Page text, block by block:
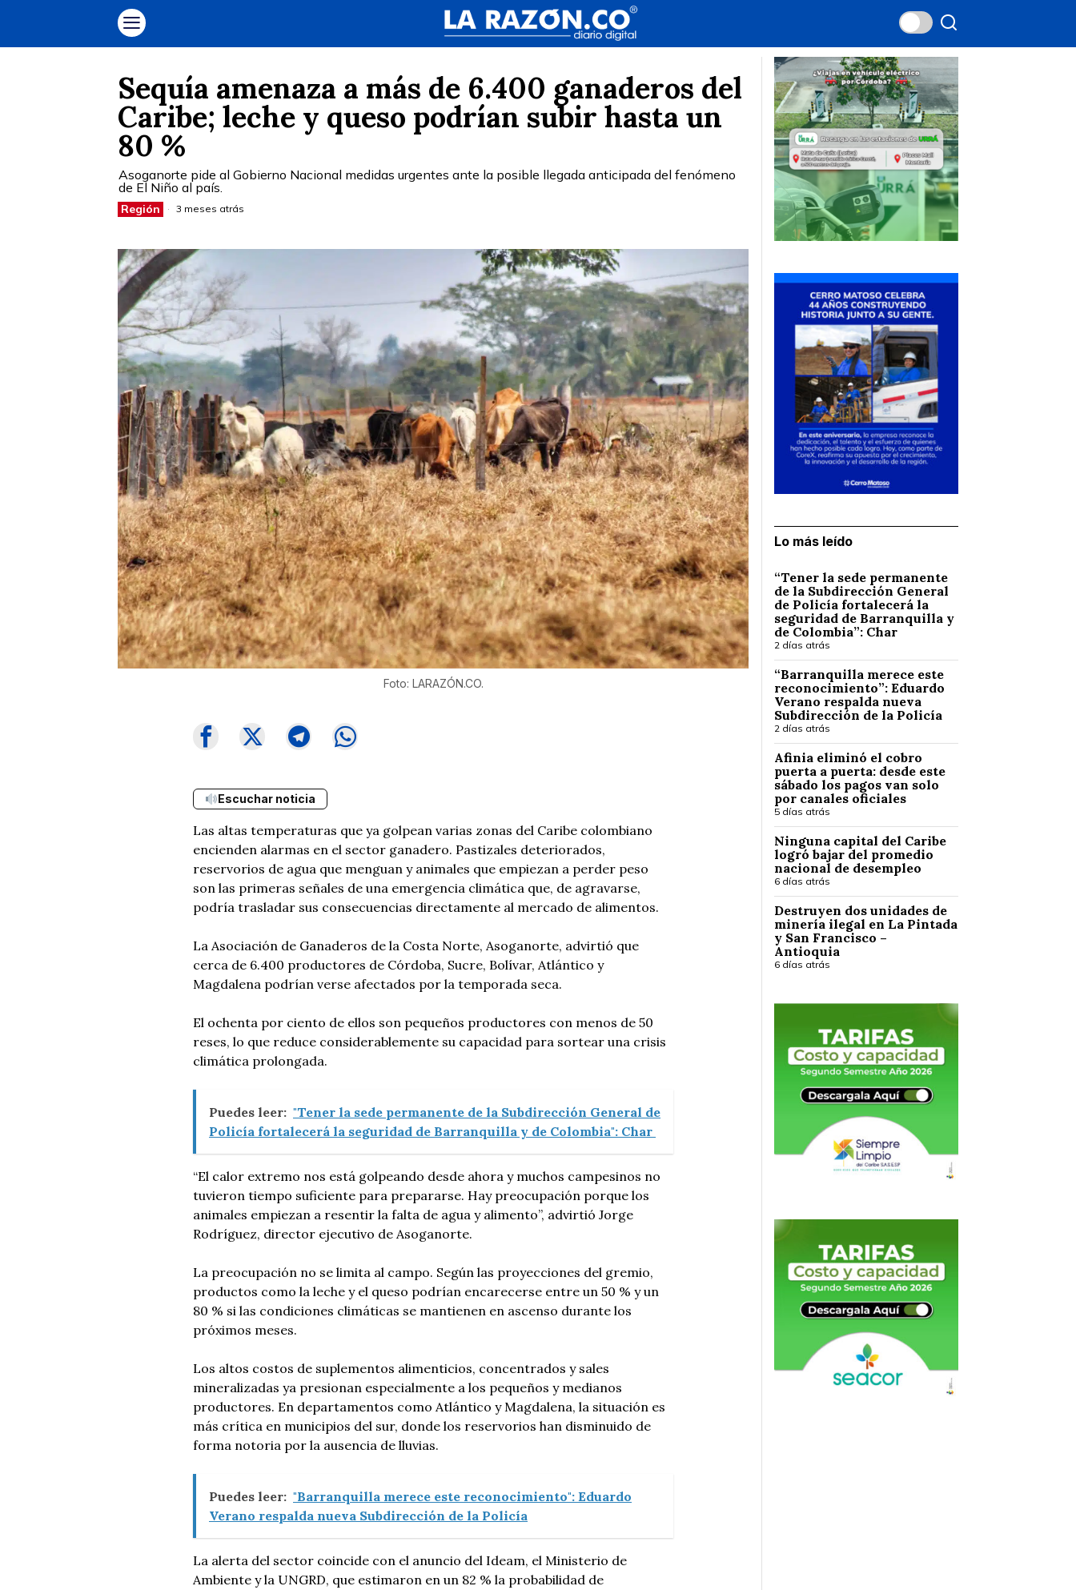
Sequía amenaza a más de 6.400 ganaderos del
Caribe; leche y queso podrían subir hasta un
80 %
Asoganorte pide al Gobierno Nacional medidas urgentes ante la posible llegada anticipada del fenómeno
de El Niño al país.
Región 3 meses atrás
Foto: LARAZÓN.CO.
Escuchar noticia
Las altas temperaturas que ya golpean varias zonas del Caribe colombiano
encienden alarmas en el sector ganadero. Pastizales deteriorados,
reservorios de agua que menguan y animales que empiezan a perder peso
son las primeras señales de una emergencia climática que, de agravarse,
podría trasladar sus consecuencias directamente al mercado de alimentos.
La Asociación de Ganaderos de la Costa Norte, Asoganorte, advirtió que
cerca de 6.400 productores de Córdoba, Sucre, Bolívar, Atlántico y
Magdalena podrían verse afectados por la temporada seca.
El ochenta por ciento de ellos son pequeños productores con menos de 50
reses, lo que reduce considerablemente su capacidad para sortear una crisis
climática prolongada.
Puedes leer: "Tener la sede permanente de la Subdirección General de
Policía fortalecerá la seguridad de Barranquilla y de Colombia": Char
“El calor extremo nos está golpeando desde ahora y muchos campesinos no
tuvieron tiempo suficiente para prepararse. Hay preocupación porque los
animales empiezan a resentir la falta de agua y alimento”, advirtió Jorge
Rodríguez, director ejecutivo de Asoganorte.
La preocupación no se limita al campo. Según las proyecciones del gremio,
productos como la leche y el queso podrían encarecerse entre un 50 % y un
80 % si las condiciones climáticas se mantienen en ascenso durante los
próximos meses.
Los altos costos de suplementos alimenticios, concentrados y sales
mineralizadas ya presionan especialmente a los pequeños y medianos
productores. En departamentos como Atlántico y Magdalena, la situación es
más crítica en municipios del sur, donde los reservorios han disminuido de
forma notoria por la ausencia de lluvias.
Puedes leer: "Barranquilla merece este reconocimiento": Eduardo
Verano respalda nueva Subdirección de la Policía
La alerta del sector coincide con el anuncio del Ideam, el Ministerio de
Ambiente y la UNGRD, que estimaron en un 82 % la probabilidad de
Lo más leído
“Tener la sede permanente
de la Subdirección General
de Policía fortalecerá la
seguridad de Barranquilla y
de Colombia”: Char
2 días atrás
“Barranquilla merece este
reconocimiento”: Eduardo
Verano respalda nueva
Subdirección de la Policía
2 días atrás
Afinia eliminó el cobro
puerta a puerta: desde este
sábado los pagos van solo
por canales oficiales
5 días atrás
Ninguna capital del Caribe
logró bajar del promedio
nacional de desempleo
6 días atrás
Destruyen dos unidades de
minería ilegal en La Pintada
y San Francisco –
Antioquia
6 días atrás